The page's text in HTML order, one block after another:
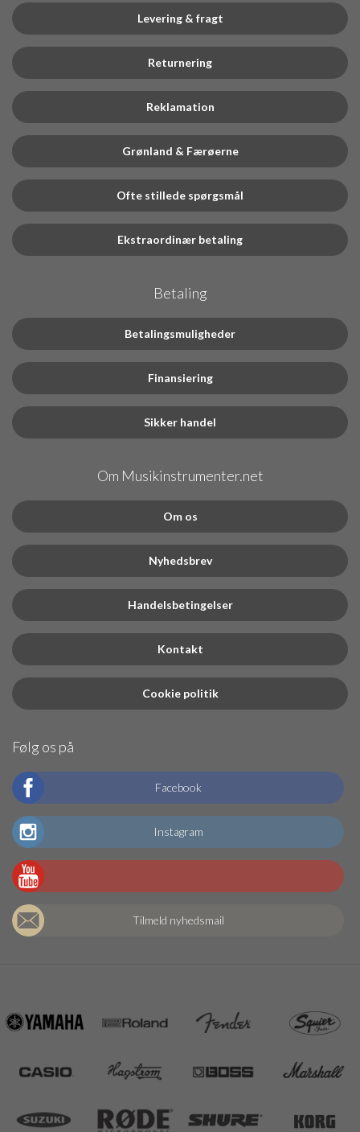
Levering & fragt
Returnering
Reklamation
Grønland & Færøerne
Ofte stillede spørgsmål
Ekstraordinær betaling
Betaling
Betalingsmuligheder
Finansiering
Sikker handel
Om Musikinstrumenter.net
Om os
Nyhedsbrev
Handelsbetingelser
Kontakt
Cookie politik
Følg os på
Facebook
Instagram
Tilmeld nyhedsmail